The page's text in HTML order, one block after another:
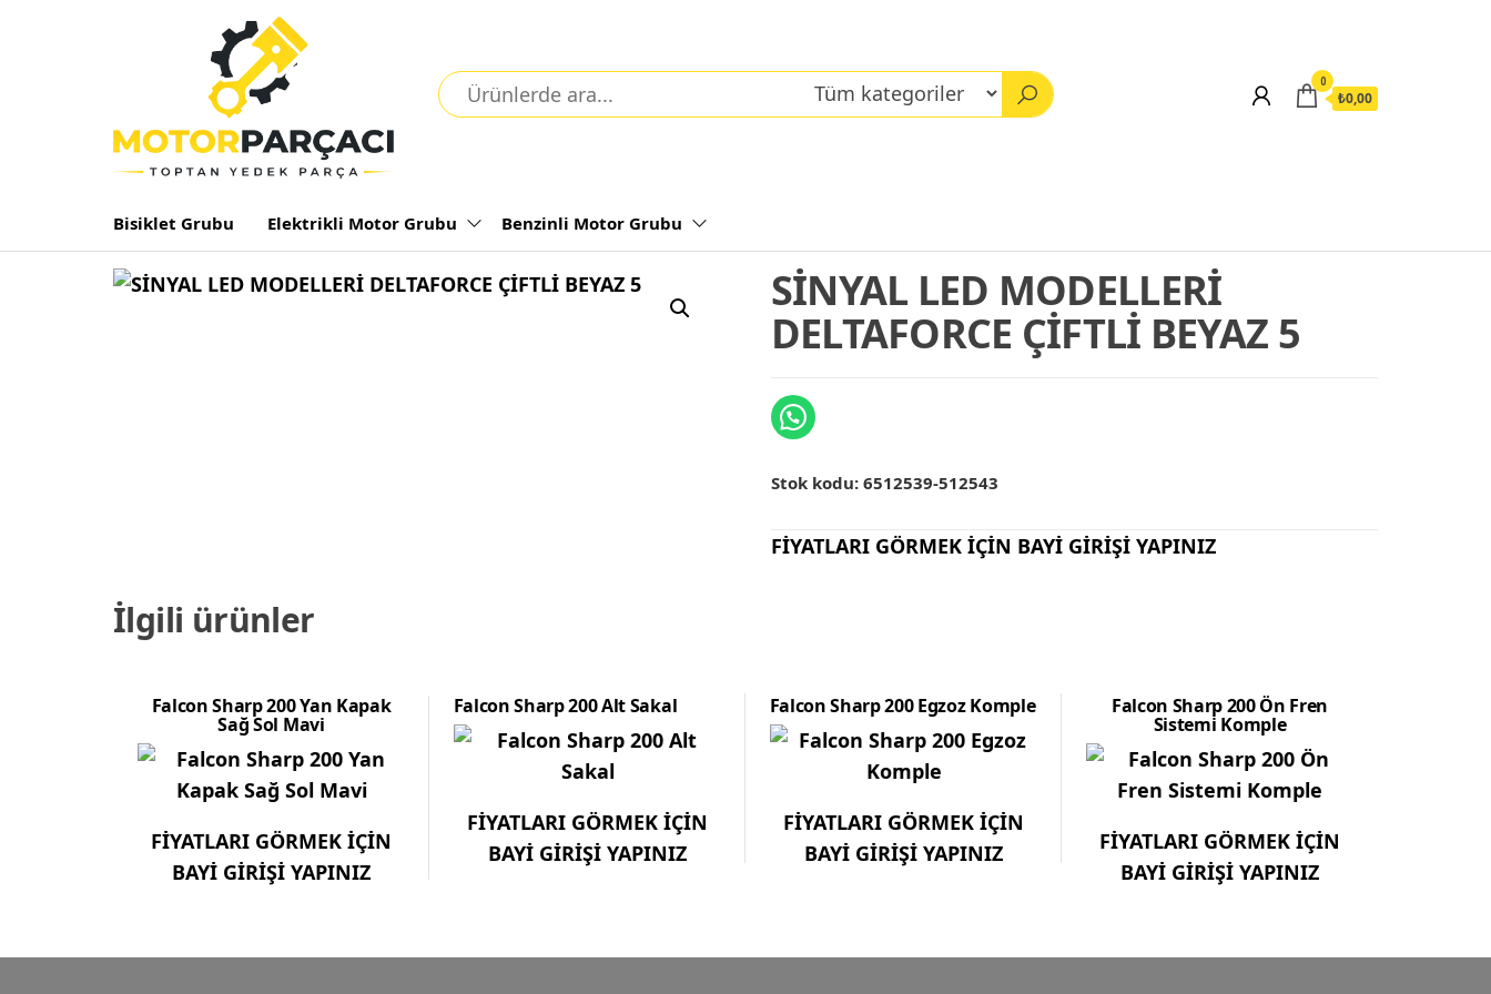
0
₺0,00
Bisiklet Grubu Elektrikli Motor Grubu Benzinli Motor Grubu
SİNYAL LED MODELLERİ
DELTAFORCE ÇİFTLİ BEYAZ 5
Stok kodu: 6512539-512543
FİYATLARI GÖRMEK İÇİN BAYİ GİRİŞİ YAPINIZ
İlgili ürünler
Falcon Sharp 200 Yan Kapak
Sağ Sol Mavi
FİYATLARI GÖRMEK İÇİN
BAYİ GİRİŞİ YAPINIZ
Falcon Sharp 200 Alt Sakal
FİYATLARI GÖRMEK İÇİN
BAYİ GİRİŞİ YAPINIZ
Falcon Sharp 200 Egzoz Komple
FİYATLARI GÖRMEK İÇİN
BAYİ GİRİŞİ YAPINIZ
Falcon Sharp 200 Ön Fren
Sistemi Komple
FİYATLARI GÖRMEK İÇİN
BAYİ GİRİŞİ YAPINIZ